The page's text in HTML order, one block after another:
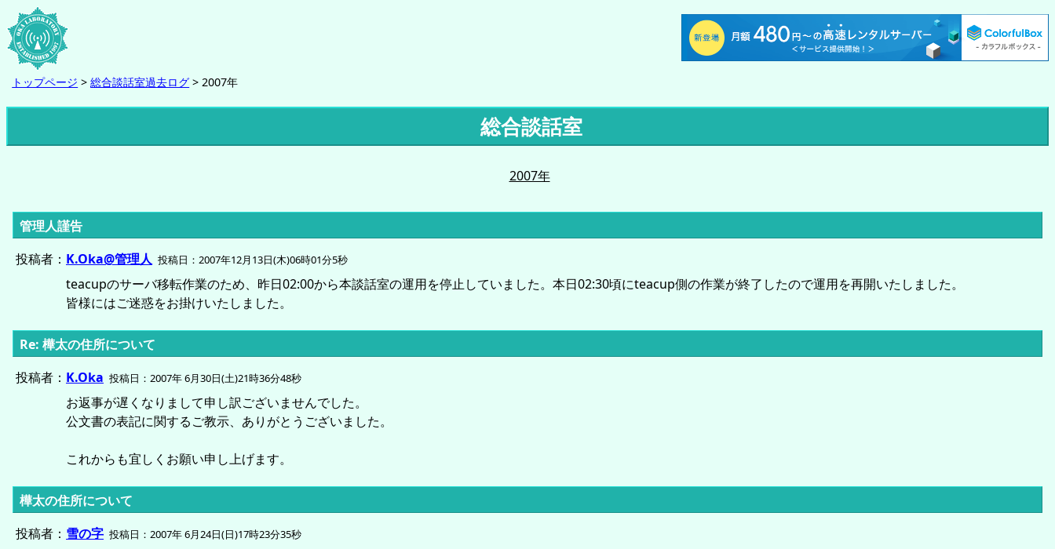
トップページ >総合談話室過去ログ > 2007年
総合談話室
2007年
管理人謹告
投稿者： K.Oka@管理人 投稿日：2007年12月13日(木)06時01分5秒
teacupのサーバ移転作業のため、昨日02:00から本談話室の運用を停止していました。本日02:30頃にteacup側の作業が終了したので運用を再開いたしました。
皆様にはご迷惑をお掛けいたしました。
Re: 樺太の住所について
投稿者： K.Oka 投稿日：2007年 6月30日(土)21時36分48秒
お返事が遅くなりまして申し訳ございませんでした。
公文書の表記に関するご教示、ありがとうございました。
これからも宜しくお願い申し上げます。
樺太の住所について
投稿者： 雪の字 投稿日：2007年 6月24日(日)17時23分35秒